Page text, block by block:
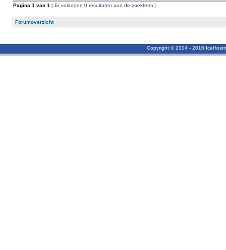
Pagina 1 van 1 [ Er voldeden 0 resultaten aan de zoekterm ]
Forumoverzicht
Copyright © 2004 - 2016